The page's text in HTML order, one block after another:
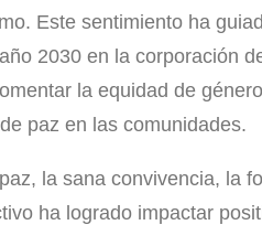
Este sentimiento ha
2030 en la corporación
la equidad de
paz en las comunidades.
la sana convivencia, la
ha logrado impactar